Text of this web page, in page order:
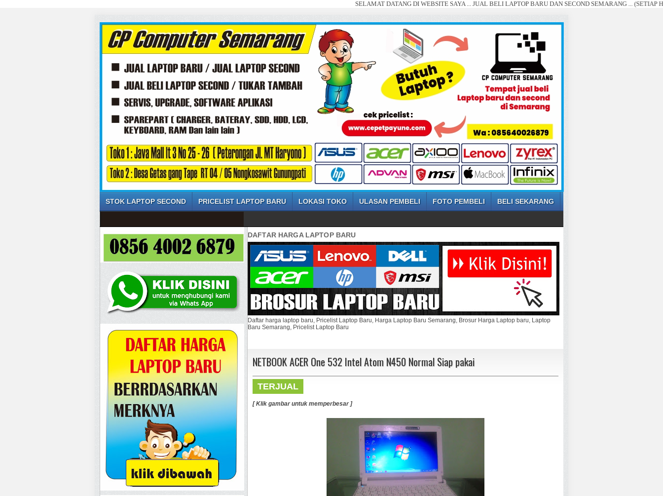
SELAMAT DATANG DI WEBSITE SAYA ... JUAL BELI LAPTOP BARU DAN SECOND SEMARANG ... (SETIAP HARI, DI
STOK LAPTOP SECOND PRICELIST LAPTOP BARU LOKASI TOKO ULASAN PEMBELI FOTO PEMBELI BELI SEKARANG
DAFTAR HARGA LAPTOP BARU
Daftar harga laptop baru, Pricelist Laptop Baru, Harga Laptop Baru Semarang, Brosur Harga Laptop baru, Laptop
Baru Semarang, Pricelist Laptop Baru
NETBOOK ACER One 532 Intel Atom N450 Normal Siap pakai
TERJUAL
[ Klik gambar untuk memperbesar ]